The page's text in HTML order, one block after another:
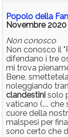
Popolo della
Novembre 2020
Non conosco
Non conosco il
difendano i tre
mi trova
Bene,
noleggiando
clandestini solo
vaticano (....
cuore della
malspesi per
sono certo che